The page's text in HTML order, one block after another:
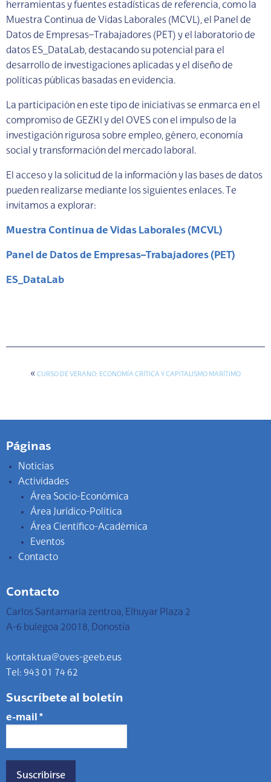
herramientas y fuentes estadísticas de referencia, como la
Muestra Continua de Vidas Laborales (MCVL), el Panel de
Datos de Empresas–Trabajadores (PET) y el laboratorio de
datos ES_DataLab, destacando su potencial para el
desarrollo de investigaciones aplicadas y el diseño de
políticas públicas basadas en evidencia.
La participación en este tipo de iniciativas se enmarca en el
compromiso de GEZKI y del OVES con el impulso de la
investigación rigurosa sobre empleo, género, economía
social y transformación del mercado laboral.
El acceso y la solicitud de la información y las bases de datos
pueden realizarse mediante los siguientes enlaces. Te
invitamos a explorar:
Muestra Continua de Vidas Laborales (MCVL)
Panel de Datos de Empresas–Trabajadores (PET)
ES_DataLab
« CURSO DE VERANO: ECONOMÍA CRÍTICA Y CAPITALISMO MARÍTIMO
Páginas
Noticias
Actividades
Área Socio-Económica
Área Jurídico-Política
Área Científico-Académica
Eventos
Contacto
Contacto
Carlos Santamaria zentroa, Elhuyar Plaza 2
A-6 bulegoa 20018, Donostia
kontaktua@oves-geeb.eus
Tel: 943 01 74 62
Suscríbete al boletín
e-mail *